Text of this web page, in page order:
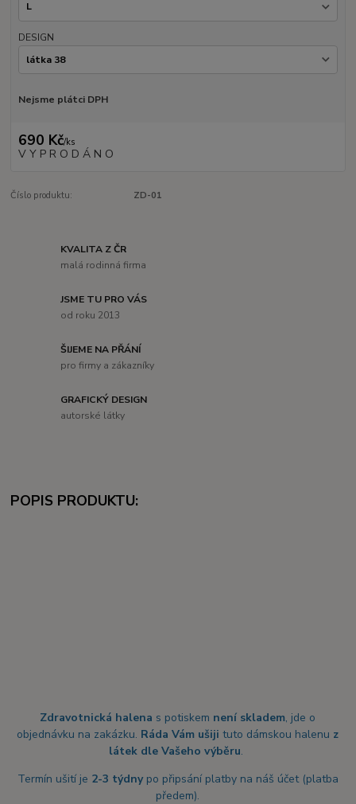
DESIGN
Nejsme plátci DPH
690 Kč/ks
V Y P R O D Á N O
Číslo produktu: ZD-01
KVALITA Z ČR
malá rodinná firma
JSME TU PRO VÁS
od roku 2013
ŠIJEME NA PŘÁNÍ
pro firmy a zákazníky
GRAFICKÝ DESIGN
autorské látky
POPIS PRODUKTU:
Zdravotnická halena s potiskem není skladem, jde o
objednávku na zakázku. Ráda Vám ušijituto dámskou halenu z
látek dle Vašeho výběru.
Termín ušití je 2-3 týdny po připsání platby na náš účet (platba
předem).